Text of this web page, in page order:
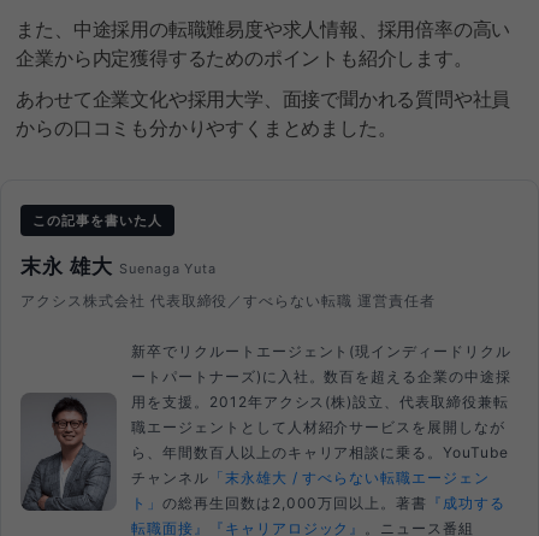
また、中途採用の転職難易度や求人情報、採用倍率の高い
企業から内定獲得するためのポイントも紹介します。
あわせて企業文化や採用大学、面接で聞かれる質問や社員
からの口コミも分かりやすくまとめました。
この記事を書いた人
末永 雄大 Suenaga Yuta
アクシス株式会社 代表取締役／すべらない転職 運営責任者
新卒でリクルートエージェント(現インディードリクル
ートパートナーズ)に入社。数百を超える企業の中途採
用を支援。2012年アクシス(株)設立、代表取締役兼転
職エージェントとして人材紹介サービスを展開しなが
ら、年間数百人以上のキャリア相談に乗る。YouTube
チャンネル 「末永雄大 / すべらない転職エージェン
ト」 の総再生回数は2,000万回以上。著書 『成功する
転職面接』
『キャリアロジック』
。ニュース番組